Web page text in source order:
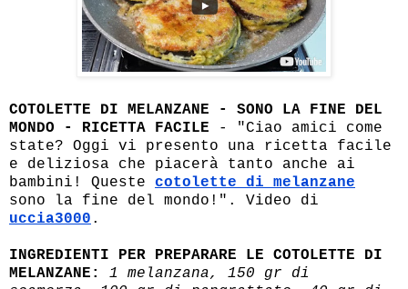
COTOLETTE DI MELANZANE - SONO LA FINE DEL
MONDO - RICETTA FACILE - "Ciao amici come
state? Oggi vi presento una ricetta facile
e deliziosa che piacerà tanto anche ai
bambini! Queste cotolette di melanzane
sono la fine del mondo!". Video di
uccia3000 .
INGREDIENTI PER PREPARARE LE COTOLETTE DI
MELANZANE:
1 melanzana, 150 gr di